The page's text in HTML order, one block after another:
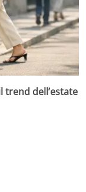
trend dell’estate